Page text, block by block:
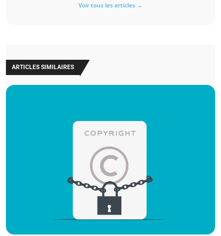
Voir tous les articles →
ARTICLES SIMILAIRES